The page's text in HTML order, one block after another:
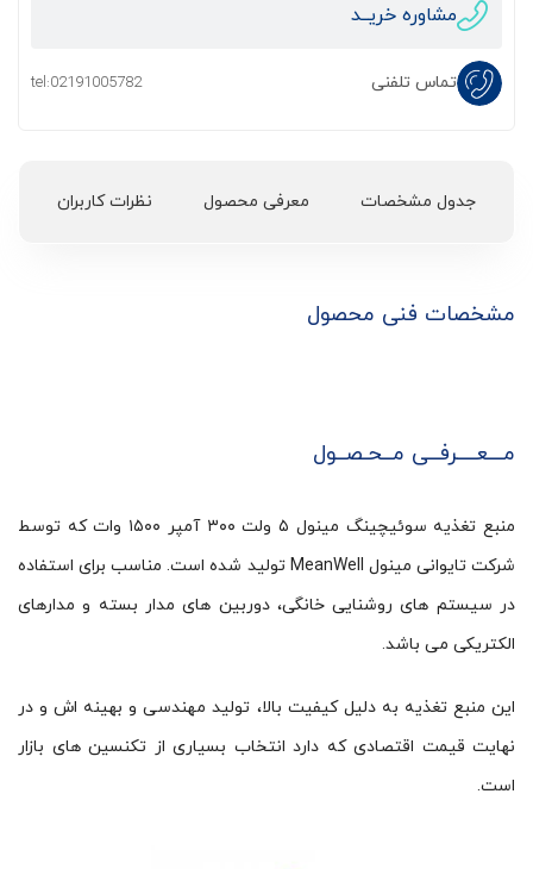
مشاوره خریــد
تماس تلفنی tel:02191005782
جدول مشخصات معرفی محصول نظرات کاربران
مشخصات فنی محصول
مـــعــــرفــی مــحـصــول
منبع تغذیه سوئیچینگ مینول ۵ ولت ۳۰۰ آمپر ۱۵۰۰ وات که توسط
شرکت تایوانی مینول MeanWell تولید شده است. مناسب برای استفاده
در سیستم های روشنایی خانگی، دوربین های مدار بسته و مدارهای
الکتریکی می باشد.
این منبع تغذیه به دلیل کیفیت بالا، تولید مهندسی و بهینه اش و در
نهایت قیمت اقتصادی که دارد انتخاب بسیاری از تکنسین های بازار
است.